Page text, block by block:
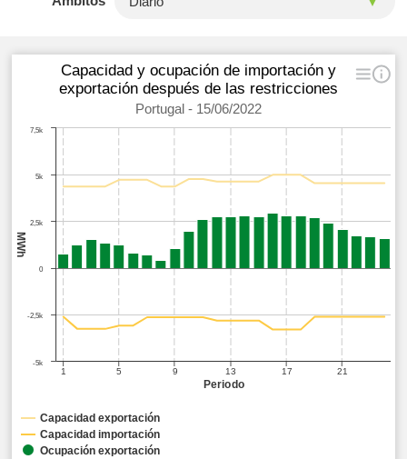
Periodo
MWh
Capacidad y ocupación de importación y
exportación después de las restricciones
Portugal - 15/06/2022
1 5 9 13 17 21
0
-5k
-2,5k
2,5k
5k
7,5k
Capacidad exportación
Capacidad importación
Ocupación exportación